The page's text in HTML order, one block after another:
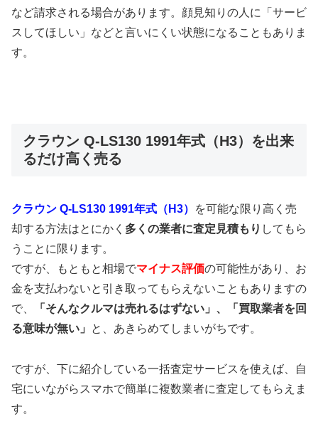
など請求される場合があります。顔見知りの人に「サービ
スしてほしい」などと言いにくい状態になることもありま
す。
クラウン Q-LS130 1991年式（H3）を出来
るだけ高く売る
クラウン Q-LS130 1991年式（H3）
を可能な限り高く売
却する方法はとにかく 多くの業者に査定見積もり してもら
うことに限ります。
ですが、もともと相場でマイナス評価の可能性があり、お
金を支払わないと引き取ってもらえないこともありますの
で、
「そんなクルマは売れるはずない」、「買取業者を回
る意味が無い」
と、あきらめてしまいがちです。
ですが、下に紹介している一括査定サービスを使えば、自
宅にいながらスマホで簡単に複数業者に査定してもらえま
す。